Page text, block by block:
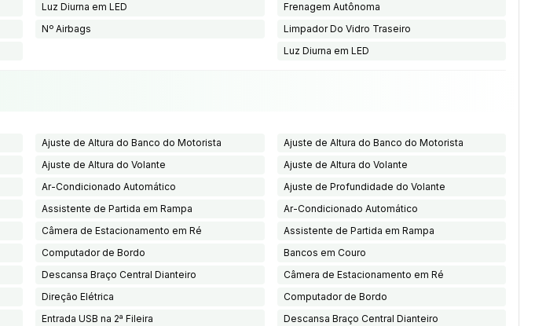
Luz Diurna em LED
Nº Airbags
Frenagem Autônoma
Limpador Do Vidro Traseiro
Luz Diurna em LED
Ajuste de Altura do Banco do Motorista
Ajuste de Altura do Volante
Ar-Condicionado Automático
Assistente de Partida em Rampa
Câmera de Estacionamento em Ré
Computador de Bordo
Descansa Braço Central Dianteiro
Direção Elétrica
Entrada USB na 2ª Fileira
Ajuste de Altura do Banco do Motorista
Ajuste de Altura do Volante
Ajuste de Profundidade do Volante
Ar-Condicionado Automático
Assistente de Partida em Rampa
Bancos em Couro
Câmera de Estacionamento em Ré
Computador de Bordo
Descansa Braço Central Dianteiro